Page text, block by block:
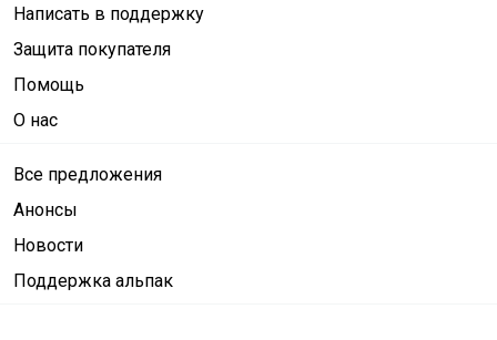
Написать в поддержку
Защита покупателя
Помощь
О нас
Все предложения
Анонсы
Новости
Поддержка альпак